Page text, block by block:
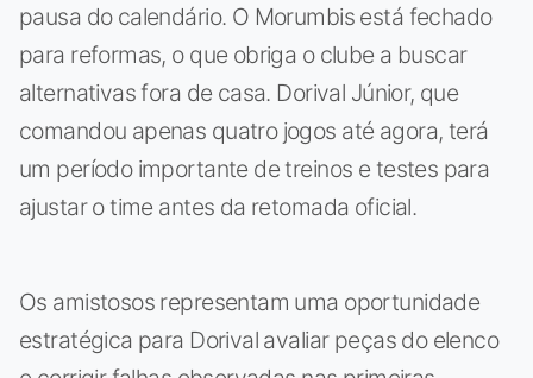
pausa do calendário. O Morumbis está fechado
para reformas, o que obriga o clube a buscar
alternativas fora de casa. Dorival Júnior, que
comandou apenas quatro jogos até agora, terá
um período importante de treinos e testes para
ajustar o time antes da retomada oficial.
Os amistosos representam uma oportunidade
estratégica para Dorival avaliar peças do elenco